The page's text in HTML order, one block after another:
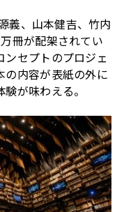
義、山本健吉、竹内
万冊が配架されてい
セプトのプロジェ
の内容が表紙の外に
が味わえる。